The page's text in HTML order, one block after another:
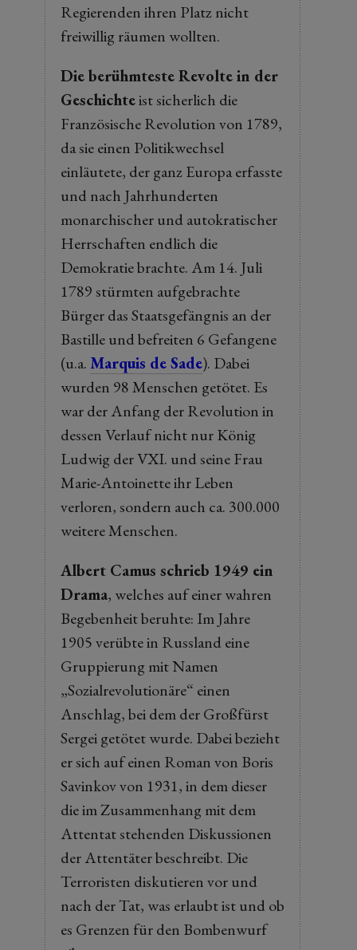
Regierenden ihren Platz nicht
freiwillig räumen wollten.
Die berühmteste Revolte in der
Geschichteist sicherlich die
Französische Revolution von 1789,
da sie einen Politikwechsel
einläutete, der ganz Europa erfasste
und nach Jahrhunderten
monarchischer und autokratischer
Herrschaften endlich die
Demokratie brachte. Am 14. Juli
1789 stürmten aufgebrachte
Bürger das Staatsgefängnis an der
Bastille und befreiten 6 Gefangene
(u.a.Marquis de Sade). Dabei
wurden 98 Menschen getötet. Es
war der Anfang der Revolution in
dessen Verlauf nicht nur König
Ludwig der VXI. und seine Frau
Marie-Antoinette ihr Leben
verloren, sondern auch ca. 300.000
weitere Menschen.
Albert Camus schrieb 1949 ein
Drama, welches auf einer wahren
Begebenheit beruhte: Im Jahre
1905 verübte in Russland eine
Gruppierung mit Namen
„Sozialrevolutionäre“ einen
Anschlag, bei dem der Großfürst
Sergei getötet wurde. Dabei bezieht
er sich auf einen Roman von Boris
Savinkov von 1931, in dem dieser
die im Zusammenhang mit dem
Attentat stehenden Diskussionen
der Attentäter beschreibt. Die
Terroristen diskutieren vor und
nach der Tat, was erlaubt ist und ob
es Grenzen für den Bombenwurf